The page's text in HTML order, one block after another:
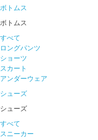
ボトムス
ボトムス
すべて
ロングパンツ
ショーツ
スカート
アンダーウェア
シューズ
シューズ
すべて
スニーカー